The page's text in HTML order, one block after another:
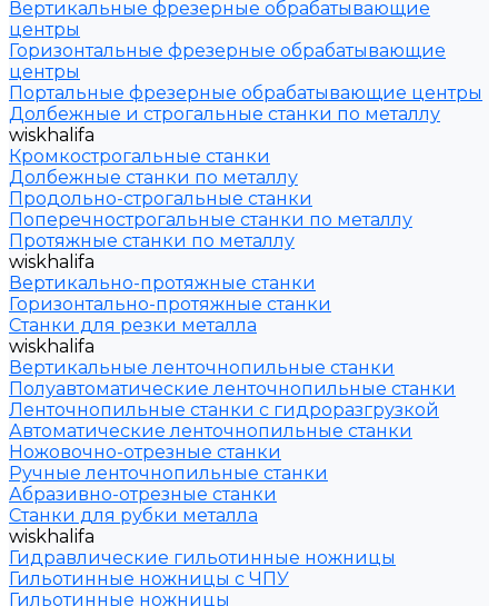
Вертикальные фрезерные обрабатывающие
центры
Горизонтальные фрезерные обрабатывающие
центры
Портальные фрезерные обрабатывающие центры
Долбежные и строгальные станки по металлу
wiskhalifa
Кромкострогальные станки
Долбежные станки по металлу
Продольно-строгальные станки
Поперечнострогальные станки по металлу
Протяжные станки по металлу
wiskhalifa
Вертикально-протяжные станки
Горизонтально-протяжные станки
Станки для резки металла
wiskhalifa
Вертикальные ленточнопильные станки
Полуавтоматические ленточнопильные станки
Ленточнопильные станки с гидроразгрузкой
Автоматические ленточнопильные станки
Ножовочно-отрезные станки
Ручные ленточнопильные станки
Абразивно-отрезные станки
Станки для рубки металла
wiskhalifa
Гидравлические гильотинные ножницы
Гильотинные ножницы с ЧПУ
Гильотинные ножницы